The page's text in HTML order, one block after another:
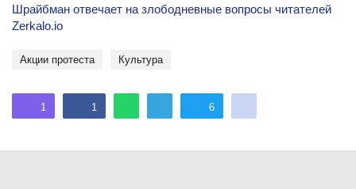
Шрайбман отвечает на злободневные вопросы читателей
Zerkalo.io
акции протеста культура
1 1 6